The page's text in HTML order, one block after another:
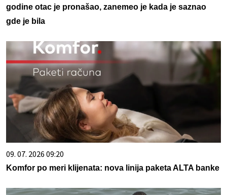
godine otac je pronašao, zanemeo je kada je saznao
gde je bila
09. 07. 2026 09:20
Komfor po meri klijenata: nova linija paketa ALTA banke